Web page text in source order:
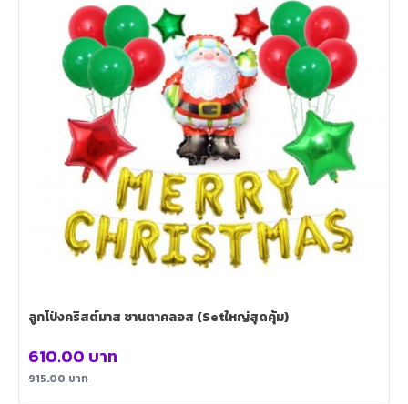
ลูกโป่งคริสต์มาส ซานตาคลอส (Setใหญ่สุดคุ้ม)
915.00บาท
610.00 บาท